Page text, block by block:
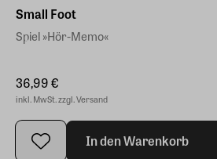
Small Foot
Spiel »Hör-Memo«
36,99 €
inkl. MwSt. zzgl. Versand
In den Warenkorb